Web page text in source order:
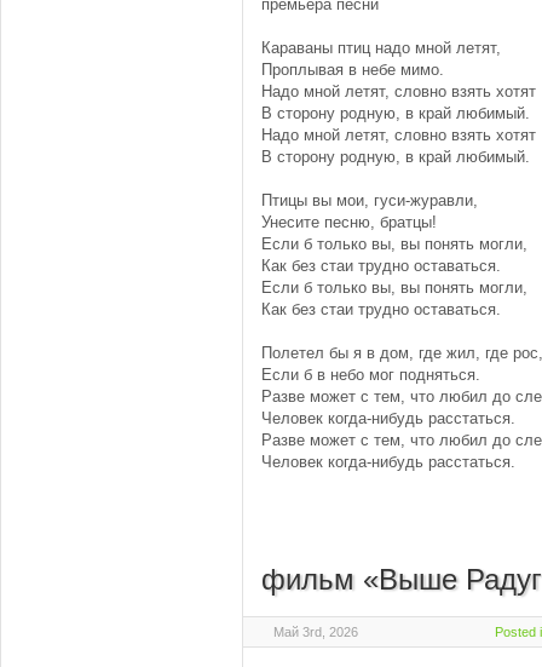
премьера песни
Караваны птиц надо мной летят,
Проплывая в небе мимо.
Надо мной летят, словно взять хотят
В сторону родную, в край любимый.
Надо мной летят, словно взять хотят
В сторону родную, в край любимый.
Птицы вы мои, гуси-журавли,
Унесите песню, братцы!
Если б только вы, вы понять могли,
Как без стаи трудно оставаться.
Если б только вы, вы понять могли,
Как без стаи трудно оставаться.
Полетел бы я в дом, где жил, где рос,
Если б в небо мог подняться.
Разве может с тем, что любил до
Человек когда-нибудь расстаться.
Разве может с тем, что любил до
Человек когда-нибудь расстаться.
фильм «Выше
Май 3rd, 2026 Posted